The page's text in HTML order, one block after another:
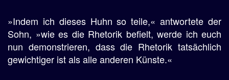
»Indem ich dieses Huhn so teile,« antwortete der
Sohn, »wie es die Rhetorik befielt, werde ich euch
nun demonstrieren, dass die Rhetorik tatsächlich
gewichtiger ist als alle anderen Künste.«